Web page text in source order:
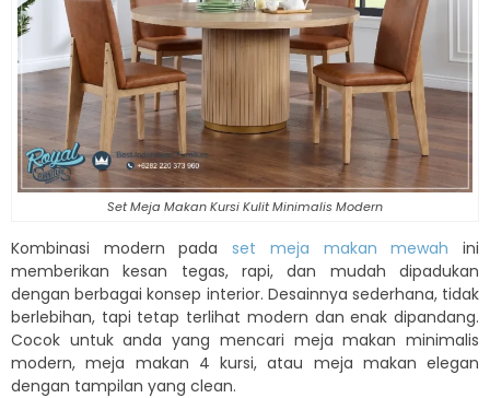
Set Meja Makan Kursi Kulit Minimalis Modern
Kombinasi modern padaset meja makan mewah ini
memberikan kesan tegas, rapi, dan mudah dipadukan
dengan berbagai konsep interior. Desainnya sederhana, tidak
berlebihan, tapi tetap terlihat modern dan enak dipandang.
Cocok untuk anda yang mencari meja makan minimalis
modern, meja makan 4 kursi, atau meja makan elegan
dengan tampilan yang clean.